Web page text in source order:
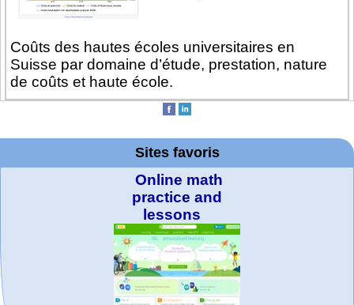
Coûts des hautes écoles universitaires en
Suisse par domaine d’étude, prestation, nature
de coûts et haute école.
Sites favoris
Online math
practice and
lessons